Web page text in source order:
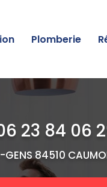
Plomberie
23 84 06
GENS84510